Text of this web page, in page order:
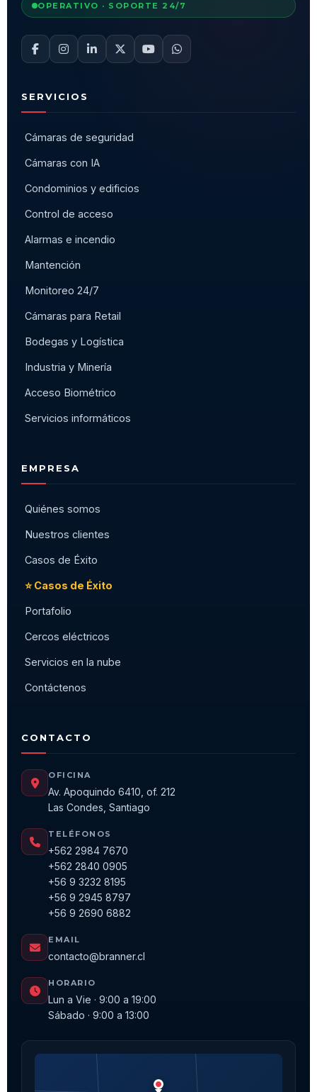
OPERATIVO · SOPORTE 24/7
SERVICIOS
Cámaras de seguridad
Cámaras con IA
Condominios y edificios
Control de acceso
Alarmas e incendio
Mantención
Monitoreo 24/7
Cámaras para Retail
Bodegas y Logística
Industria y Minería
Acceso Biométrico
Servicios informáticos
EMPRESA
Quiénes somos
Nuestros clientes
Casos de Éxito
⭐ Casos de Éxito
Portafolio
Cercos eléctricos
Servicios en la nube
Contáctenos
CONTACTO
OFICINA
Av. Apoquindo 6410, of. 212
Las Condes, Santiago
TELÉFONOS
+562 2984 7670
+562 2840 0905
+56 9 3232 8195
+56 9 2945 8797
+56 9 2690 6882
EMAIL
contacto@branner.cl
HORARIO
Lun a Vie · 9:00 a 19:00
Sábado · 9:00 a 13:00